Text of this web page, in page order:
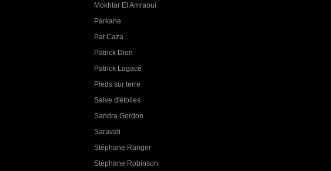
Mokhtar El Amraoui
Parkane
Pat Caza
Patrick Dion
Patrick Lagacé
Pieds sur terre
Salve d'étoiles
Sandra Gordon
Saravati
Stéphane Ranger
Stéphane Robinson